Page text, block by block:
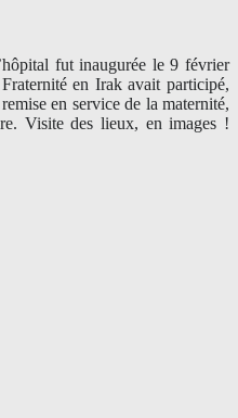
fut inaugurée le 9 février
en Irak avait participé,
en service de la maternité,
Visite des lieux, en images !